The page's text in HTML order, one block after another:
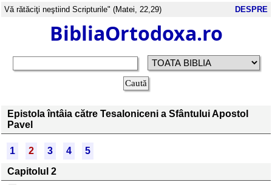
Vă rătăciţi neştiind Scripturile" (Matei, 22,29) DESPRE
BibliaOrtodoxa.ro
Epistola întâia către Tesaloniceni a Sfântului Apostol
Pavel
1 2 3 4
5
Capitolul 2